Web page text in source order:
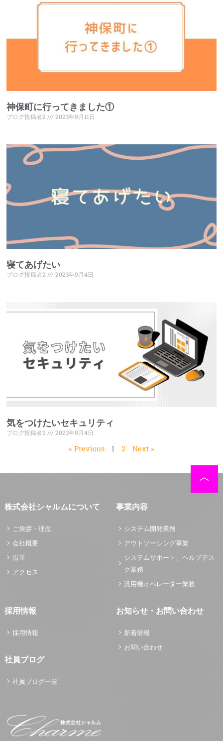
神保町に行ってきました①
ブログ投稿者2 2023年9月11日
寝てあげたい
ブログ投稿者2 2023年9月4日
気をつけたいセキュリティ
ブログ投稿者2 2023年9月4日
« Previous 1 2 Next »
株式会社シャルムについて
ご挨拶・理念
会社概要
沿革
アクセス
事業内容
システム開発業務
アウトソーシング事業
システムサポート、ヘルプデス
ク業務
汎用機オペレーター業務
採用情報
採用情報
社員ブログ
社員ブログ一覧
お知らせ・お問い合わせ
新着情報
お問い合わせ